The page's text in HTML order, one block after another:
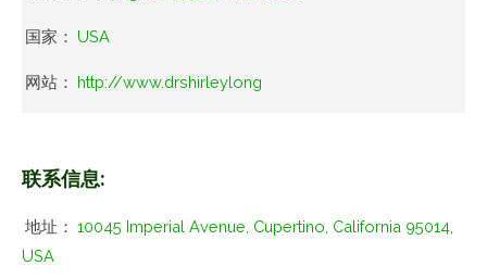
国家： USA
网站： http://www.drshirleylong
联系信息:
地址： 10045 Imperial Avenue, Cupertino, California 95014,
USA